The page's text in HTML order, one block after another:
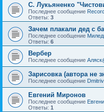
С. Лукьяненко
Последнее сообщение
Ответы: 3
Зачем плакали дед с
Последнее сообщение
Ответы: 6
Вербер
Последнее сообщение
Зарисовка (автора не
Последнее сообщение
Евгений Миронов
Последнее сообщение
Ответы: 1